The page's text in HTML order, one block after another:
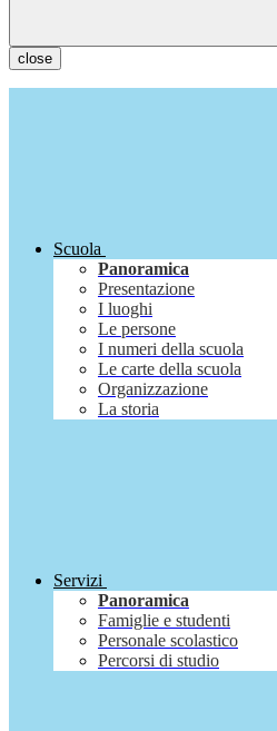
close
Scuola
Panoramica
Presentazione
I luoghi
Le persone
I numeri della scuola
Le carte della scuola
Organizzazione
La storia
Servizi
Panoramica
Famiglie e studenti
Personale scolastico
Percorsi di studio